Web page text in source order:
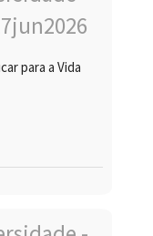
para a Vida